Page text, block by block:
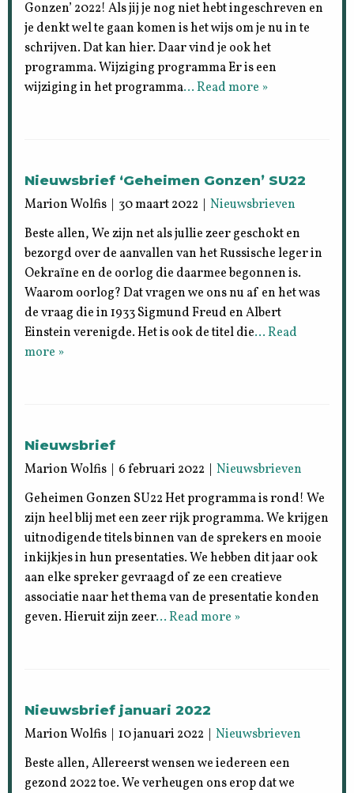
Gonzen’ 2022! Als jij je nog niet hebt ingeschreven en
je denkt wel te gaan komen is het wijs om je nu in te
schrijven. Dat kan hier. Daar vind je ook het
programma. Wijziging programma Er is een
wijziging in het programma… Read more »
Nieuwsbrief ‘Geheimen Gonzen’ SU22
Marion Wolfis | 30 maart 2022 |Nieuwsbrieven
Beste allen, We zijn net als jullie zeer geschokt en
bezorgd over de aanvallen van het Russische leger in
Oekraïne en de oorlog die daarmee begonnen is.
Waarom oorlog? Dat vragen we ons nu af en het was
de vraag die in 1933 Sigmund Freud en Albert
Einstein verenigde. Het is ook de titel die… Read
more »
Nieuwsbrief
Marion Wolfis | 6 februari 2022 |Nieuwsbrieven
Geheimen Gonzen SU22 Het programma is rond! We
zijn heel blij met een zeer rijk programma. We krijgen
uitnodigende titels binnen van de sprekers en mooie
inkijkjes in hun presentaties. We hebben dit jaar ook
aan elke spreker gevraagd of ze een creatieve
associatie naar het thema van de presentatie konden
geven. Hieruit zijn zeer… Read more »
Nieuwsbrief januari 2022
Marion Wolfis | 10 januari 2022 |Nieuwsbrieven
Beste allen, Allereerst wensen we iedereen een
gezond 2022 toe. We verheugen ons erop dat we